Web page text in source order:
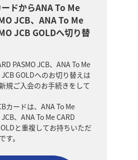
ドからANA To Me
JCB、ANA To Me
JCB GOLDへ切り替
PASMO JCB、ANA To Me
JCB GOLDへのお切り替えは
規ご入会のお手続きをして
カードは、ANA To Me
、ANA To Me CARD
と重複してお持ちいただ
す。